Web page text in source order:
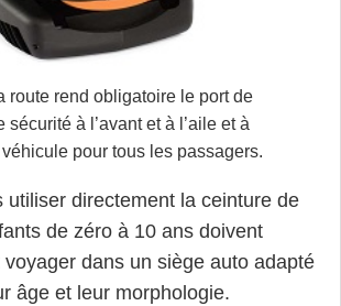
route rend obligatoire le port de
sécurité à l’avant et à l’aile et à
véhicule pour tous les passagers.
utiliser directement la ceinture de
de zéro à 10 ans doivent
dans un siège auto adapté
âge et leur morphologie.